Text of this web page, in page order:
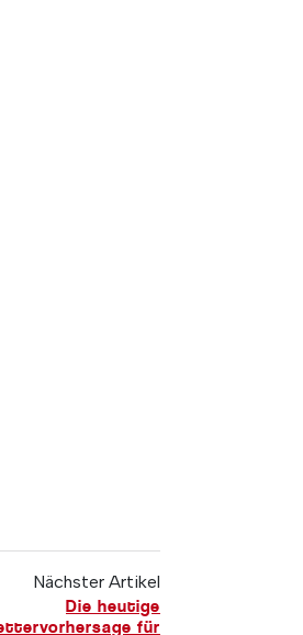
Nächster Artikel
Die heutige
für